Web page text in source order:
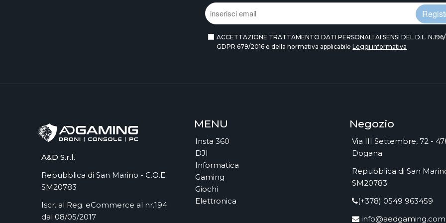
ATLUS
ATOMIC
AUDEZE
AVANQUEST ITALIA
AVM
AVM FRITZ!
ACCETTAZIONE TRATTAMENTO DATI PERSONALI AI SENSI DEL D.L.
GDPR 679/2016 e della normativa applicabileLeggi informativa
A&D S.r.l.
Repubblica di San Marino - C.O.E.
SM20783
Iscr. al Reg. eCommerce al nr.194
dal 08/05/2017
MENU
Insta 360
DJI
Informatica
Gaming
Giochi
Elettronica
Negozio
Via III Settembre, 72 -
Dogana
Repubblica di San
SM20783
(+378) 0549 963459
info@aedgaming.com